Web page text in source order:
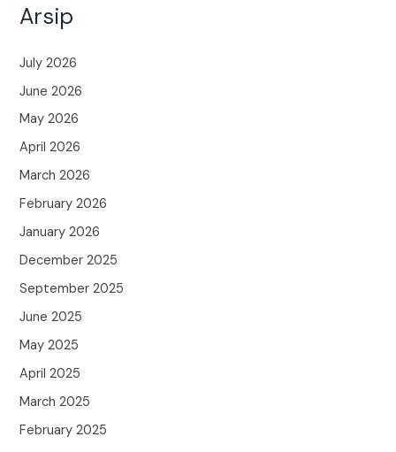
Arsip
July 2026
June 2026
May 2026
April 2026
March 2026
February 2026
January 2026
December 2025
September 2025
June 2025
May 2025
April 2025
March 2025
February 2025